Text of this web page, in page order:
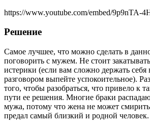
https://www.youtube.com/embed/9p9nTA-
Решение
Самое лучшее, что можно сделать в
поговорить с мужем. Не стоит
истерики (если вам сложно держать
разговором выпейте успокоительное).
того, чтобы разобраться, что привело к
пути ее решения. Многие браки
мужа, потому что жена не может
предал самый близкий и родной человек.